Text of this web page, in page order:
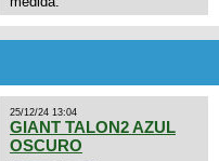
25/12/24 13:04
GIANT TALON2 AZUL
OSCURO